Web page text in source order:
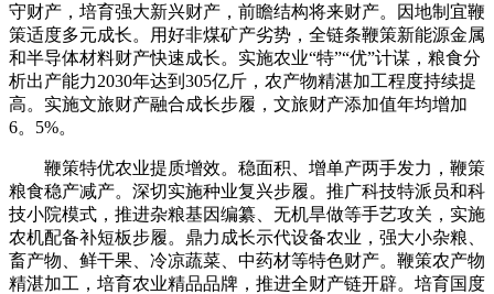
守财产，培育强大新兴财产，前瞻结构将来财产。因地制宜鞭
策适度多元成长。用好非煤矿产劣势，全链条鞭策新能源金属
和半导体材料财产快速成长。实施农业“特”“优”计谋，粮食分
析出产能力2030年达到305亿斤，农产物精湛加工程度持续提
高。实施文旅财产融合成长步履，文旅财产添加值年均增加
6。5%。
鞭策特优农业提质增效。稳面积、增单产两手发力，鞭策
粮食稳产减产。深切实施种业复兴步履。推广科技特派员和科
技小院模式，推进杂粮基因编纂、无机旱做等手艺攻关，实施
农机配备补短板步履。鼎力成长示代设备农业，强大小杂粮、
畜产物、鲜干果、冷凉蔬菜、中药材等特色财产。鞭策农产物
精湛加工，培育农业精品品牌，推进全财产链开辟。培育国度